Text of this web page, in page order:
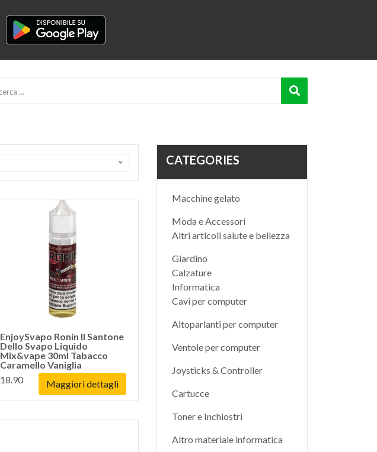
CATEGORIES
Macchine gelato
Moda e Accessori
Altri articoli salute e bellezza
Giardino
Calzature
Informatica
Cavi per computer
Altoparlanti per computer
Ventole per computer
Joysticks & Controller
Cartucce
Toner e Inchiostri
Altro materiale informatica
EnjoySvapo Ronin Il Santone
Dello Svapo Liquido
Mix&vape 30ml Tabacco
Caramello Vaniglia
18.90
Maggiori dettagli